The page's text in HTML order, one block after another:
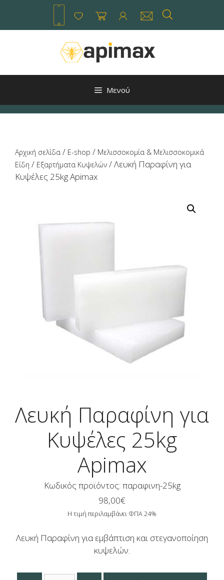
περιεχόμενο
Μενού
Αρχική σελίδα / E-shop / Μελισσοκομία & Μελισσοκομικά
Είδη / Εξαρτήματα Κυψελών / Λευκή Παραφίνη για
Κυψέλες 25kg Apimax
Λευκή Παραφίνη για
Κυψέλες 25kg
Apimax
Κωδικός προϊόντος: παραφινη-25kg
98,00€
Η τιμή περιλαμβάνει ΦΠΑ 24%
Λευκή Παραφίνη για εμβάπτιση και στεγανοποίηση
κυψελών.
Λευκή